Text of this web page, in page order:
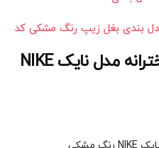
بندی بغل زیپ رنگ مشکی کد
کفش و کتانی زنانه و دخترانه مدل نایک NIKE